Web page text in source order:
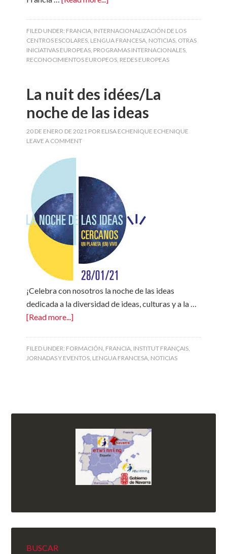
FILED UNDER: FRANCIA, INTERNACIONALIZACIÓN DE LOS
CENTROS ESCOLARES, LENGUA FRANCESA, NOTICIAS, OTRAS
INICIATIVAS EUROPEAS, PROGRAMAS INTERNACIONALES,
RECONOCIMIENTOS EUROPEOS, REDES EUROPEAS
La nuit des idées/La
noche de las ideas
20 DE ENERO DE 2021 POR ELISA ECHENIQUE ECHENIQUE
LEAVE A COMMENT
¡Celebra con nosotros la noche de las ideas
dedicada a la diversidad de ideas, culturas y a la …
[Read more...]
FILED UNDER: FORMACIÓN, FRANCIA, INSTITUT FRANÇAIS,
JORNADAS Y EVENTOS, LENGUA FRANCESA, NOTICIAS
BUSCAR